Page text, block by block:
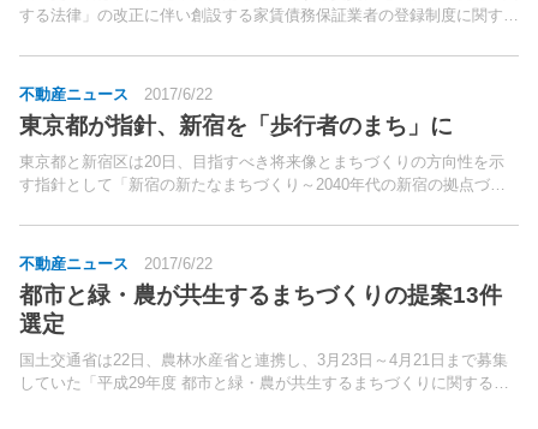
する法律」の改正に伴い創設する家賃債務保証業者の登録制度に関する
賃債務保証業者の登録制度や新たな住宅セーフティネット...
不動産ニュース 2017/6/22
東京都が指針、新宿を「歩行者のまち」に
東京都と新宿区は20日、目指すべき将来像とまちづくりの方向性を示
す指針として「新宿の新たなまちづくり～2040年代の新宿の拠点づく
の分断などといった現状の課題を踏まえ、2040年代...
不動産ニュース 2017/6/22
都市と緑・農が共生するまちづくりの提案13件
選定
国土交通省は22日、農林水産省と連携し、3月23日～4月21日まで募集
していた「平成29年度 都市と緑・農が共生するまちづくりに関する調